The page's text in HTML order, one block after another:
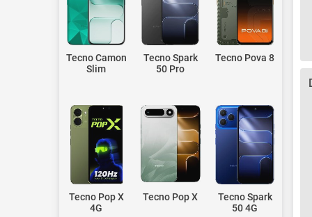
Tecno Camon
Slim
Tecno Spark
50 Pro
Tecno Pova 8
Tecno Pop X
4G
Tecno Pop X
Tecno Spark
50 4G